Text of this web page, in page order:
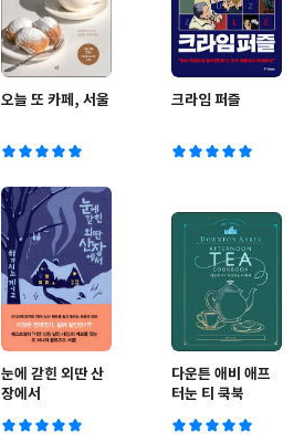
오늘 또 카페, 서울 크라임 퍼즐
눈에 갇힌 외딴 산
장에서
다운튼 애비 애프
터눈 티 쿡북